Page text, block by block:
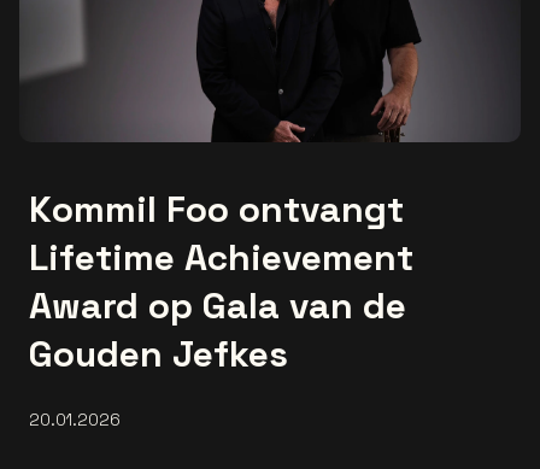
Kommil Foo ontvangt
Lifetime Achievement
Award op Gala van de
Gouden Jefkes
20.01.2026